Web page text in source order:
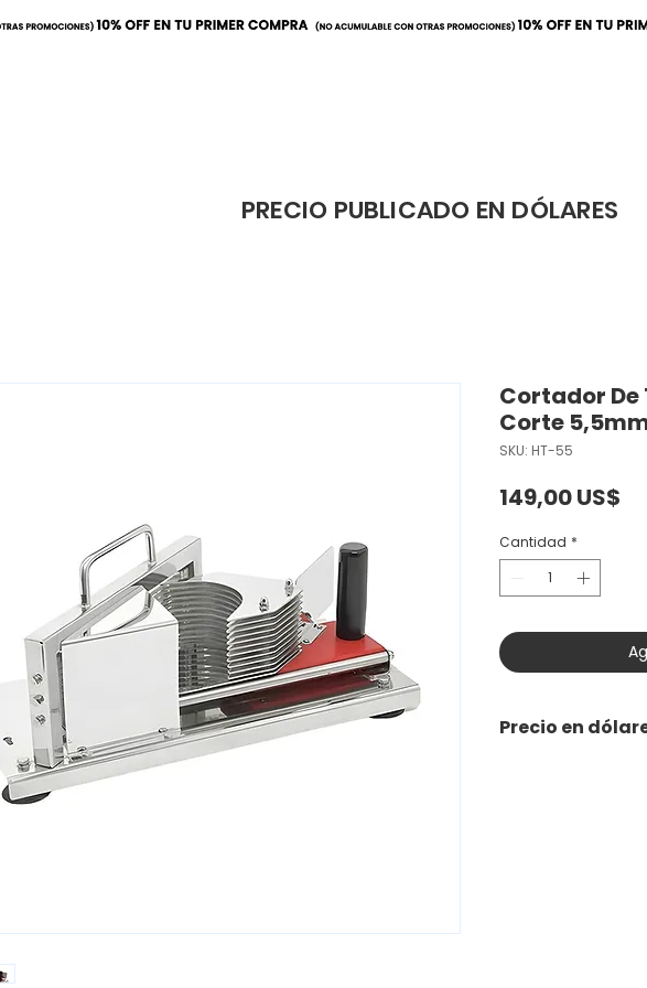
PRECIO PUBLICADO EN DÓLARES
Cortador
Corte
SKU: HT-55
149,00 US$
Cantidad *
Precio en